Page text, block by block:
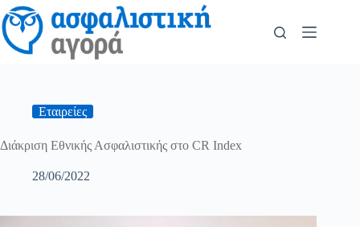
Εταιρείες
Διάκριση Εθνικής Ασφαλιστικής στο CR Index
28/06/2022